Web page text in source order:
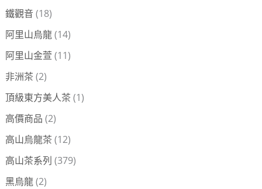
鐵觀音 (18)
阿里山烏龍(14)
阿里山金萱 (11)
非洲茶 (2)
頂級東方美人茶 (1)
高價商品 (2)
高山烏龍茶 (12)
高山茶系列 (379)
黑烏龍(2)